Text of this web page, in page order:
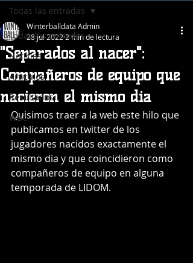
Todas las entradas
Noticias
Articulos
Resultados
WBC
Todas las entradas
"Separados al nacer":
Compañeros de equipo que
nacieron el mismo dia
Winterballdata Admin
28 jul 2022 2 min de lectura
Quisimos traer a la web este hilo que
publicamos en twitter de los
jugadores nacidos exactamente el
mismo dia y que coincidieron como
compañeros de equipo en alguna
temporada de LIDOM.